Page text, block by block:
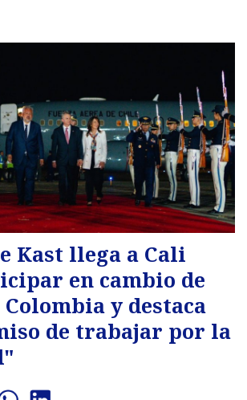
Kast llega a Cali
en cambio de
Colombia y destaca
de trabajar por la